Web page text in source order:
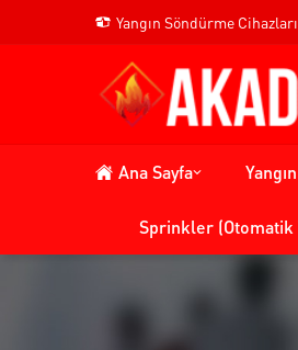
Yangın Söndürme Cihazları
Ana Sayfa
Sprinkler (Otomatik